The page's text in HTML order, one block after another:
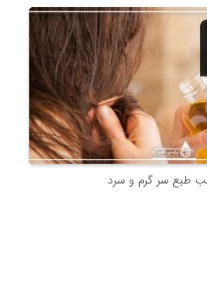
طبع سر گرم و سرد